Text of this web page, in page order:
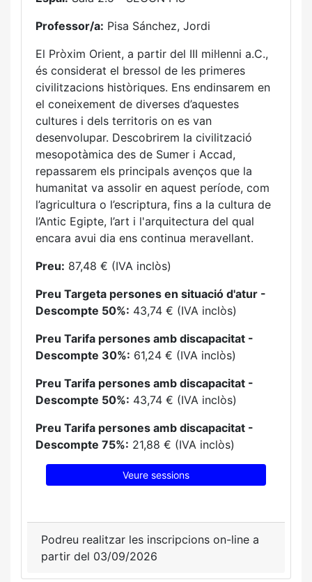
Professor/a: Pisa Sánchez, Jordi
El Pròxim Orient, a partir del III mil·lenni a.C.,
és considerat el bressol de les primeres
civilitzacions històriques. Ens endinsarem en
el coneixement de diverses d’aquestes
cultures i dels territoris on es van
desenvolupar. Descobrirem la civilització
mesopotàmica des de Sumer i Accad,
repassarem els principals avenços que la
humanitat va assolir en aquest període, com
l’agricultura o l’escriptura, fins a la cultura de
l’Antic Egipte, l’art i l'arquitectura del qual
encara avui dia ens continua meravellant.
Preu: 87,48 € (IVA inclòs)
Preu Targeta persones en situació d'atur -
Descompte 50%: 43,74 € (IVA inclòs)
Preu Tarifa persones amb discapacitat -
Descompte 30%: 61,24 € (IVA inclòs)
Preu Tarifa persones amb discapacitat -
Descompte 50%: 43,74 € (IVA inclòs)
Preu Tarifa persones amb discapacitat -
Descompte 75%: 21,88 € (IVA inclòs)
Veure sessions
Podreu realitzar les inscripcions on-line a
partir del 03/09/2026